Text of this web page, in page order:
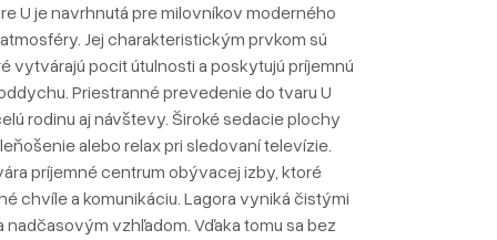
U je navrhnutá pre milovníkov moderného
Jej charakteristickým prvkom sú
vytvárajú pocit útulnosti a poskytujú príjemnú
Priestranné prevedenie do tvaru U
rodinu aj návštevy. Široké sedacie plochy
alebo relax pri sledovaní televízie.
príjemné centrum obývacej izby, ktoré
chvíle a komunikáciu. Lagora vyniká čistými
nadčasovým vzhľadom. Vďaka tomu sa bez